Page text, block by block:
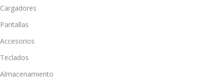
Cargadores
Pantallas
Accesorios
Teclados
Almacenamiento